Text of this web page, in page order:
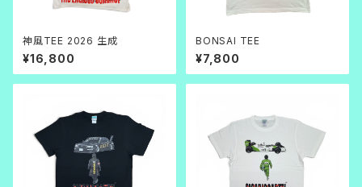
神風TEE 2026 生成
¥16,800
BONSAI TEE
¥7,800